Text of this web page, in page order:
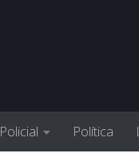
Policial Política